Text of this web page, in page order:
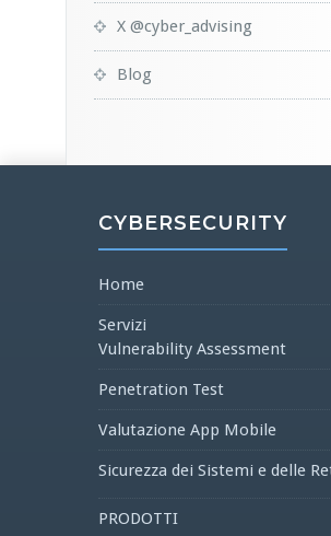
X @cyber_advising
Blog
CYBERSECURITY
Home
Servizi
Vulnerability Assessment
Penetration Test
Valutazione App Mobile
Sicurezza dei Sistemi e delle
PRODOTTI